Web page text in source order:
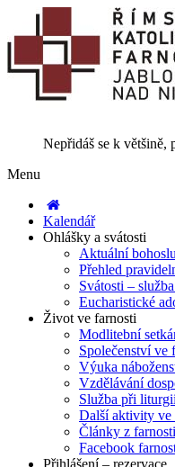
Nepřidáš se k většině,
Menu
Kalendář
Ohlášky a svátosti
Aktuální
Přehled
Svátosti –
Eucharistické
Život ve farnosti
Modlitební
Společenství ve
Výuka
Vzdělávání
Služba při liturgii
Další aktivity ve
Články z farnosti
Facebook
Přihlášení – rezervace